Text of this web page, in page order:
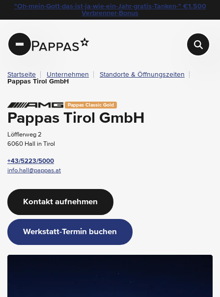
Navigation überspringen
Zum Hauptcontent
Zur Hauptnavigation springen
layout.table-of-content
Öffnungszeiten
Ansprechpartner
Pappas Hall in Tirol
"Oh-mein-Gott-das-ist-ja-wie-ein-Jahr-gratis-Tanken-" €1.500
Verbrenner-Bonus
Pappas
Startseite Unternehmen
Standorte & Öffnungszeiten
Pappas Tirol GmbH
Pappas Classic Gold
Pappas Tirol GmbH
Löfflerweg 2
6060 Hall in Tirol
+43/5223/5000
info.hall@pappas.at
Kontakt aufnehmen
Werkstatt-Termin buchen